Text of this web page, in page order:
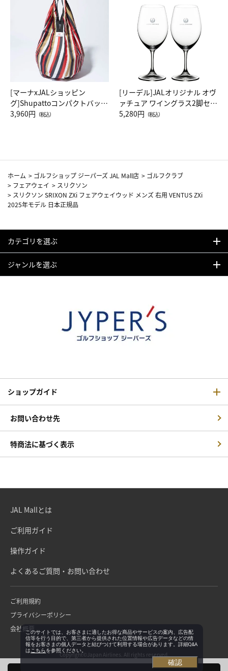
[マーナxJALショッピン
グ]Shupattoコンパクトバッグ
Drop JAL客室乗務員（LC）ス
3,960円 （税込）
[リーデル]JALオリジナル オヴ
ァチュア ワイングラス2脚セッ
ト（レッドワイン）
5,280円 （税込）
ホーム > ゴルフショップ ジーパーズ JAL Mall店 > ゴルフクラブ
> フェアウェイ > スリクソン
> スリクソン SRIXON ZXi フェアウェイウッド メンズ 右用 VENTUS ZXi
2025年モデル 日本正規品
カテゴリを選ぶ
ジャンルを選ぶ
ショップガイド
お問い合わせ先
特商法に基づく表示
JAL Mallとは
ご利用ガイド
操作ガイド
よくあるご質問・お問い合わせ
ご利用規約
プライバシーポリシー
会社概要
Copyright©Japan Airlines. All rights reserved.
このサイトでは、お客さまに適したお得な商品やサービスの案内、広告配
信等を行う目的で、第三者から提供された位置情報や広告データなどの情
報をお客さまの個人データと結びつけて利用する場合があります。詳細Q&A
は こちらを参照ください。
確認